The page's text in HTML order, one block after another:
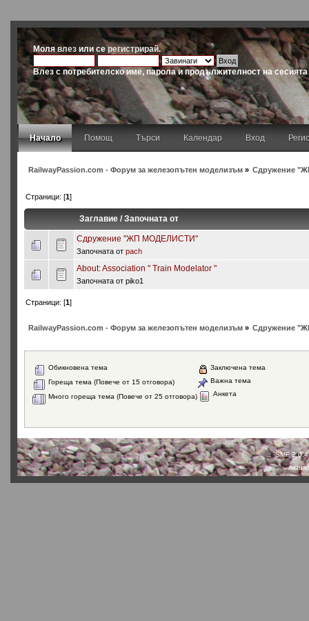
Молявлез или серегистрирай.
Влез с потребителско име, парола и продължителност на сесията
Начало Помощ Търси Календар Вход
RailwayPassion.com - Форум за железопътен моделизъм» Сдружение
Страници: [1]
Заглавие/Започната от
Сдружение "ЖП МОДЕЛИСТИ"
Започната от pach
About: Association " Тrain Мodelator "
Започната от piko1
Страници: [1]
RailwayPassion.com - Форум за железопътен моделизъм» Сдружение
Обикновена тема
Гореща тема (Повече от 15 отговора)
Много гореща тема (Повече от 25 отговора)
Заключена тема
Важна тема
Анкета
SMF 2.0.4